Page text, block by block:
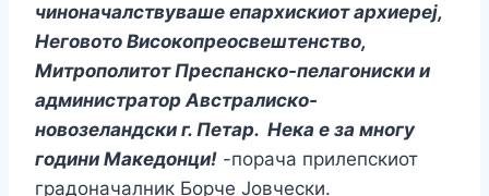
чиноначалствуваше епархискиот архиереј,
Неговото Високопреосвештенство,
Митрополитот Преспанско-пелагониски и
администратор Австралиско-
новозеландски г. Петар. Нека е за многу
години Македонци! -порача прилепскиот
градоначалник Борче Јовчески.